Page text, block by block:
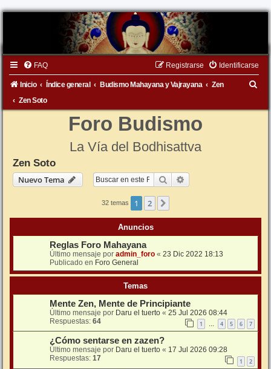
FAQ Identificarse
Registrarse
Inicio Índice general Budismo Mahayana y Vajrayana
Zen
Zen Soto
Foro Budismo
La Vía del Bodhisattva
Zen Soto
Nuevo Tema
Buscar
32 temas 1 2
Anuncios
Reglas Foro Mahayana
Último mensaje por admin_foro « 23 Dic 2022 18:13
Publicado en Foro General
Temas
Mente Zen, Mente de Principiante
Último mensaje por Daru el tuerto « 25 Jul 2026 08:44
Respuestas: 64 1 … 4 5 6 7
¿Cómo sentarse en zazen?
Último mensaje por Daru el tuerto « 17 Jul 2026 09:28
Respuestas: 17 1 2